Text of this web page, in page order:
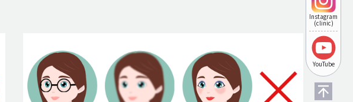
Instagram
(clinic)
YouTube